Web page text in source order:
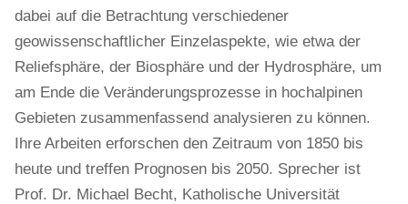
dabei auf die Betrachtung verschiedener
geowissenschaftlicher Einzelaspekte, wie etwa der
Reliefsphäre, der Biosphäre und der Hydrosphäre, um
am Ende die Veränderungsprozesse in hochalpinen
Gebieten zusammenfassend analysieren zu können.
Ihre Arbeiten erforschen den Zeitraum von 1850 bis
heute und treffen Prognosen bis 2050. Sprecher ist
Prof. Dr. Michael Becht, Katholische Universität